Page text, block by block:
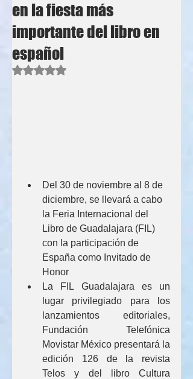
en la fiesta más
importante del libro en
español
Obtuvo NaN de 5 estrellas.
Del 30 de noviembre al 8 de
diciembre, se llevará a cabo
la Feria Internacional del
Libro de Guadalajara (FIL)
con la participación de
España como Invitado de
Honor
La FIL Guadalajara es un
lugar privilegiado para los
lanzamientos editoriales,
Fundación Telefónica
Movistar México presentará la
edición 126 de la revista
Telos y del libro Cultura